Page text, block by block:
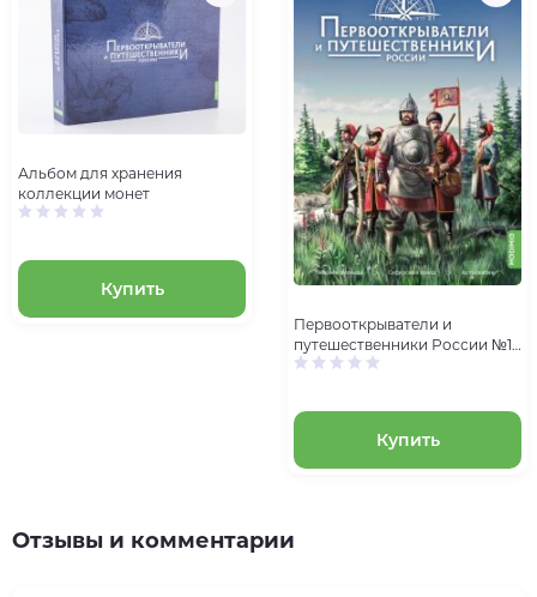
Альбом для хранения
коллекции монет
Купить
Первооткрыватели и
путешественники России №1,
Ермак Тимофеевич
Купить
Отзывы и комментарии